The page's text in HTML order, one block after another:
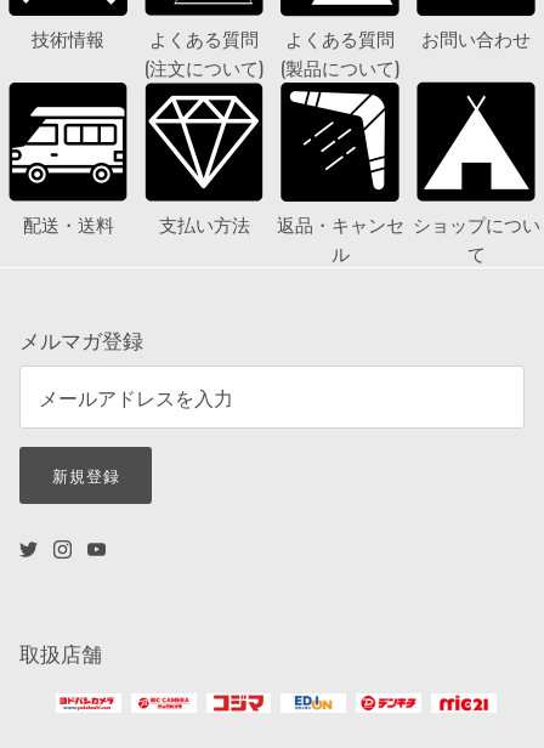
技術情報
よくある質問
(注文について)
よくある質問
(製品について)
お問い合わせ
配送・送料 支払い方法
返品・キャンセ
ル
ショップについ
て
メルマガ登録
新規登録
取扱店舗